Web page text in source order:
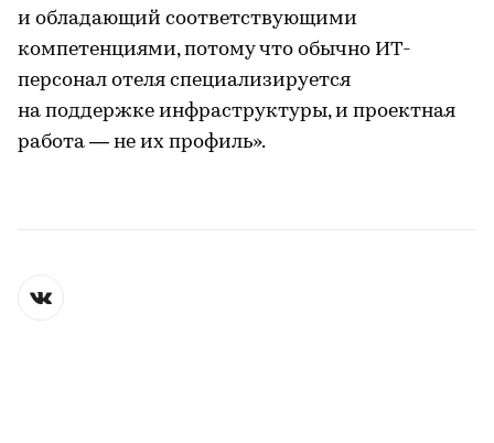
и обладающий соответствующими
компетенциями, потому что обычно ИТ-
персонал отеля специализируется
на поддержке инфраструктуры, и проектная
работа — не их профиль».